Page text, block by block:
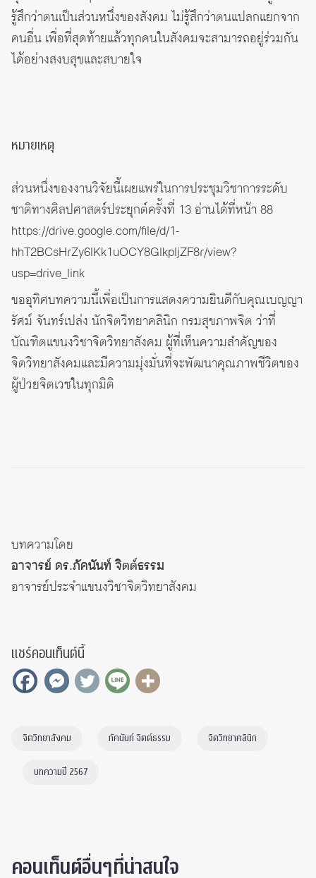
รู้สึกว่าตนเป็นส่วนหนึ่งของสังคม ไม่รู้สึกว่าตนแปลกแยกจาก
คนอื่น เพื่อที่สุดท้ายแล้วทุกคนในสังคมจะสามารถอยู่ร่วมกัน
ได้อย่างสงบสุขและสบายใจ
หมายเหตุ
ส่วนหนึ่งของงานวิจัยนี้เผยแพร่ในการประชุมวิชาการระดับ
ชาติทางศิลปศาสตร์ประยุกต์ครั้งที่ 13 อ่านได้ที่หน้า 88
https://drive.google.com/file/d/1-
hhT2BCsHrZy6lKk1uOCY8GlkpljZF8r/view?
usp=drive_link
ขออุทิศบทความนี้เพื่อเป็นการแสดงความยินดีกับคุณเบญญา
รัศม์ จันทร์เปล่ง นักจิตวิทยาคลินิก กรมสุขภาพจิต ว่าที่
บัณฑิตแขนงวิชาจิตวิทยาสังคม ผู้ที่เห็นความสำคัญของ
จิตวิทยาสังคมและมีความมุ่งมั่นที่จะพัฒนาคุณภาพชีวิตของ
ผู้ป่วยจิตเวชในทุกมิติ
บทความโดย
อาจารย์ ดร.ภัคนันท์ จิตต์ธรรม
อาจารย์ประจำแขนงวิชาจิตวิทยาสังคม
แชร์คอนเท็นต์นี้
จิตวิทยาสังคม ภัคนันท์ จิตต์ธรรม จิตวิทยาคลินิก
บทความปี 2567
คอนเท็นต์อื่นๆที่น่าสนใจ